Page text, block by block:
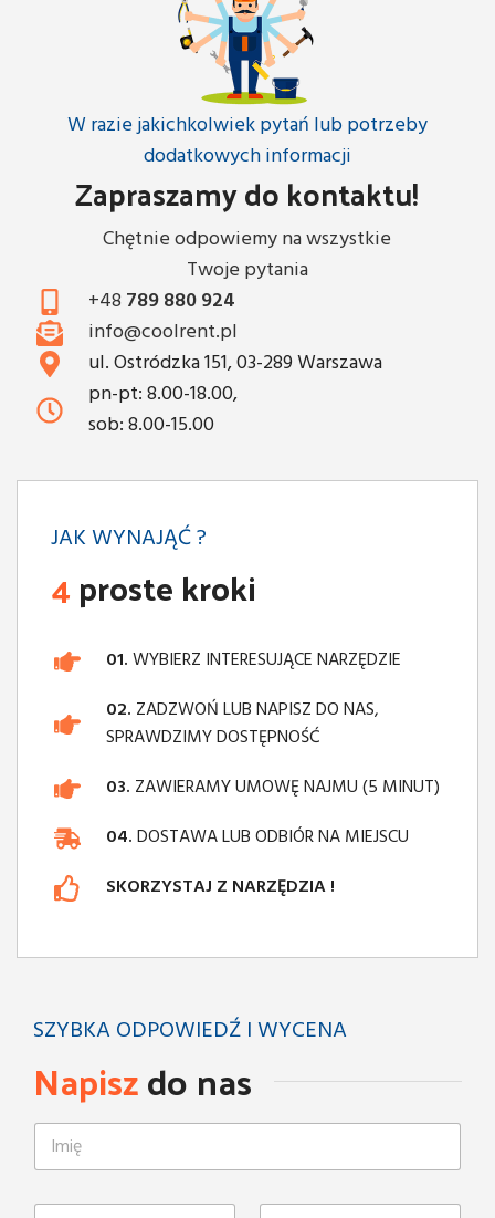
W razie jakichkolwiek pytań lub potrzeby
dodatkowych informacji
Zapraszamy do kontaktu!
Chętnie odpowiemy na wszystkie
Twoje pytania
+48 789 880 924
info@coolrent.pl
ul. Ostródzka 151, 03-289 Warszawa
pn-pt: 8.00-18.00,
sob: 8.00-15.00
JAK WYNAJĄĆ ?
4proste kroki
01.WYBIERZ INTERESUJĄCE NARZĘDZIE
02. ZADZWOŃ LUB NAPISZ DO NAS,
SPRAWDZIMY DOSTĘPNOŚĆ
03. ZAWIERAMY UMOWĘ NAJMU (5 MINUT)
04.DOSTAWA LUB ODBIÓR NA MIEJSCU
SKORZYSTAJ Z NARZĘDZIA !
SZYBKA ODPOWIEDŹ I WYCENA
Napiszdo nas